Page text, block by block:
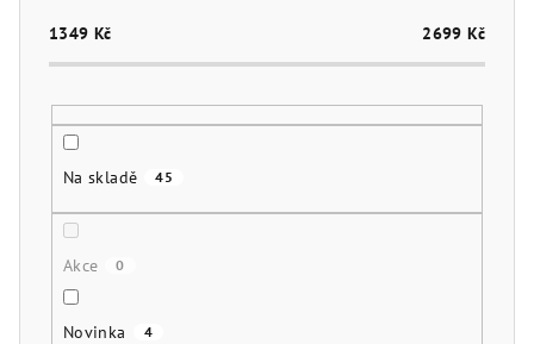
1349 Kč 2699 Kč
Na skladě 45
Akce 0
Novinka 4